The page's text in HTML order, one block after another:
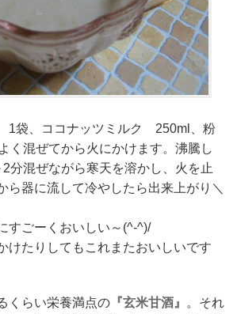
1袋、ココナッツミルク 250ml、粉
混ぜてから火にかけます。沸騰し
分混ぜながら寒天を溶かし、火を止
ら器に流して冷やしたら出来上がり＼
すごーくおいしい～(^-^)/
けたりしてもこれまたおいしいです
くらい栄養満点の 『玄米甘酒』
。それ